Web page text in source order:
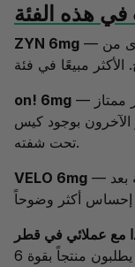
في هذه الفئة
ZYN 6mg — الإصدار الأقوى من ZYN، نفس النعومة والجودة
on! 6mg — الحجم الصغير المريح مع قوة عادية. خيار ممتاز
بوجود كيس
تحت شفته.
VELO 6mg — الخطوة التالية بعد VELO 4mg. نفس النكهات
معظم من يطلبون منتجاً بقوة 6mg يعودون لطلبه مرة أخرى